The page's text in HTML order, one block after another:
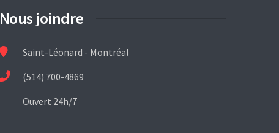
Nous joindre
Saint-Léonard - Montréal
(514) 700-4869
Ouvert 24h/7